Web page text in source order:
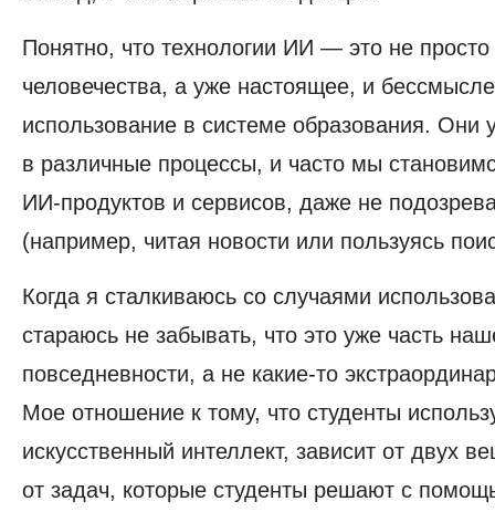
Понятно, что технологии ИИ — это не
человечества, а уже настоящее, и
использование в системе образования. Они
в различные процессы, и часто мы
ИИ-продуктов и сервисов, даже не
(например, читая новости или пользуясь
Когда я сталкиваюсь со случаями
стараюсь не забывать, что это уже часть
повседневности, а не какие-то
Мое отношение к тому, что студенты
искусственный интеллект, зависит от двух
от задач, которые студенты решают с